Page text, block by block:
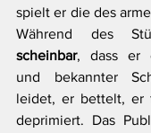
spielt er die des
scheinbar, dass er
und bekannter
leidet, er bettelt, er
deprimiert. Das